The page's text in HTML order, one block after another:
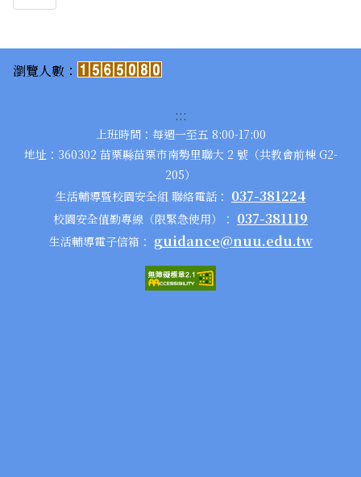
:::
上班時間：每週一至五 8:00-17:00
地址：360302 苗栗縣苗栗市南勢里聯大 2 號（共教會前棟 G2-
205）
生活輔導暨校園安全組 聯絡電話： 037-381224
校園安全值勤專線（限緊急使用）： 037-381119
生活輔導電子信箱： guidance@nuu.edu.tw